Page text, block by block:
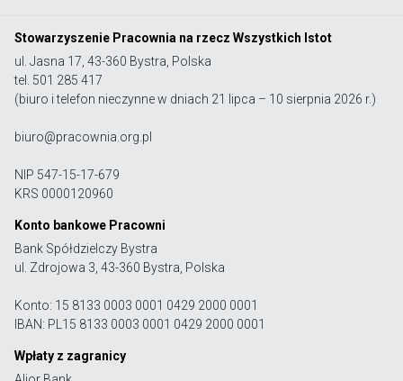
Stowarzyszenie Pracownia na rzecz Wszystkich Istot
ul. Jasna 17, 43-360 Bystra, Polska
tel. 501 285 417
(biuro i telefon nieczynne w dniach 21 lipca – 10 sierpnia 2026 r.)
biuro@pracownia.org.pl
NIP 547-15-17-679
KRS 0000120960
Konto bankowe Pracowni
Bank Spółdzielczy Bystra
ul. Zdrojowa 3, 43-360 Bystra, Polska
Konto: 15 8133 0003 0001 0429 2000 0001
IBAN: PL15 8133 0003 0001 0429 2000 0001
Wpłaty z zagranicy